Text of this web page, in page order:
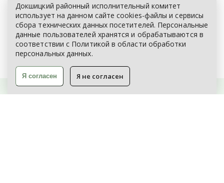
ЭЛЕКТРОННОЕ ОБРАЩЕНИЕ
КАРТА САЙТА
Докшицкий районный исполнительный комитет
использует на данном сайте cookies-файлы и сервисы
сбора технических данных посетителей. Персональные
данные пользователей хранятся и обрабатываются в
соответствии с Политикой в области обработки
персональных данных.
Я не согласен
Я согласен